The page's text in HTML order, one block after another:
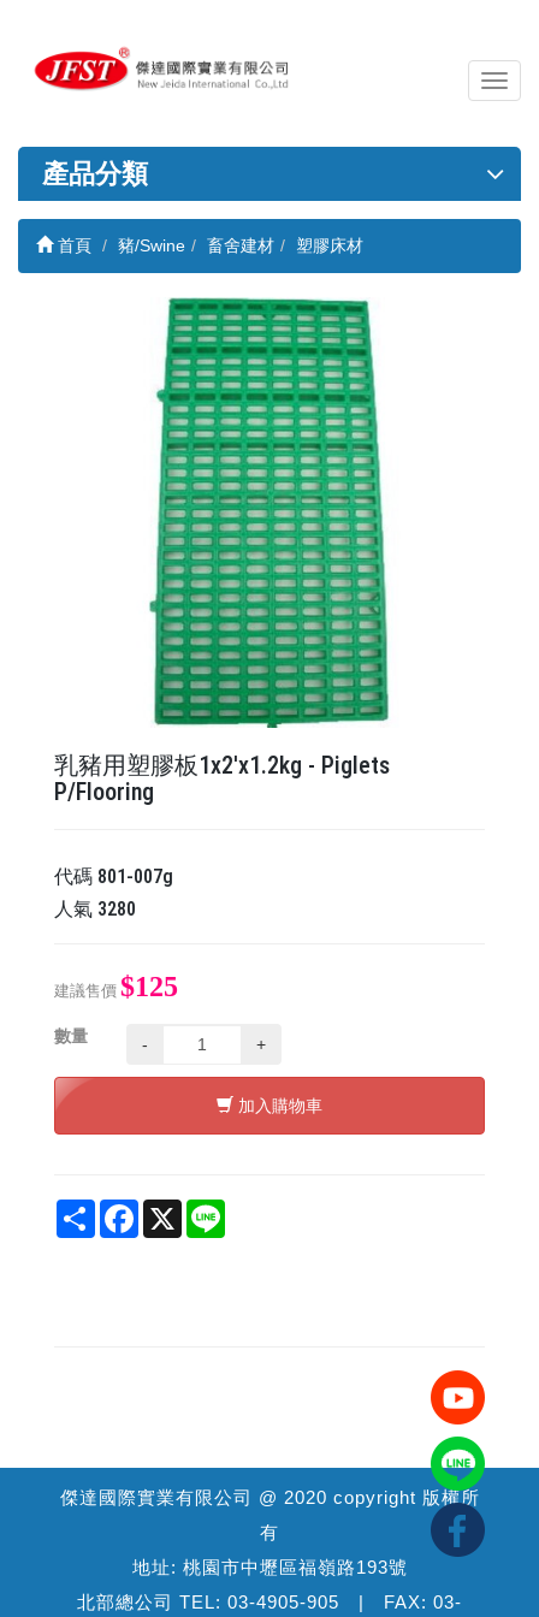
導
覽
關
產品分類
首頁 豬/Swine 畜舍建材 塑膠床材
乳豬用塑膠板1x2'x1.2kg - Piglets
P/Flooring
代碼 801-007g
人氣 3280
建議售價 $125
數量 - +
加入購物車
Share Facebook
X
傑達國際實業有限公司 @ 2020 copyright 版權所
有
地址: 桃園市中壢區福嶺路193號
北部總公司 TEL: 03-4905-905 | FAX: 03-